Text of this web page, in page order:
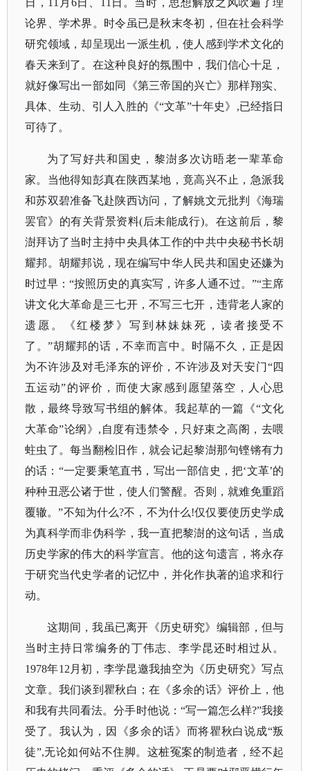
日，11月6日、11日。当时，思想解放之风吹遍了理
论界、学术界。时令虽已是秋末冬初，但在社会科学
研究领域，却呈现出一派生机，使人感到学术文化的
春天来到了。在这种良好的氛围中，我们信心十足，
就好像写出一部如同《第三帝国的兴亡》那样翔实、
具体、生动、引人入胜的《“文革”十年史》,已经指日
可待了。
为了写好共和国史，黎澍多次访晤老一辈革命
家。当他得知彭真在陕西某地，竟高兴不止，急派我
和苏双碧准备飞赴陕西访问，了解姚文元批判《海瑞
罢官》的有关背景资料(后未能成行)。在这前后，黎
澍拜访了当时主持中央具体工作的中共中央秘书长胡
耀邦。胡耀邦说，现在编写中华人民共和国史还嫌为
时过早：“按照历史的真实写，许多人通不过。”“主席
讲文化大革命是三七开，不写三七开，违背老人家的
遗愿。《红楼梦》写到林妹妹死，读者接受不
了。”胡耀邦的话，不幸而言中。时隔不久，正是因
为不许涉及对毛泽东的评价，不许涉及对天安门“四
五运动”的评价，而使大家感到愿望落空，人心思
散，最终导致写书组的解体。我起草的一篇《“文化
大革命”论纲》,自度有违禁令，只好束之高阁，去喂
蛀虫了。每当翻检旧作，就会记起黎澍那句铿锵有力
的话：“一定要秉笔直书，写出一部信史，把‘文革’的
种种丑恶公诸于世，使人们警醒。否则，就难免重蹈
覆辙。”不知为什么?不，不为什么!仅仅要使历史学成
为真科学而非伪科学，我一直把黎澍的这句话，当成
历史学家的伟大的科学宣言。他的这句遗言，将永存
于研究当代史学者的记忆中，并化作执著的追求和行
动。
这期间，我虽已离开《历史研究》编辑部，但与
当时主持日常编务的丁伟志、李学昆还时相过从。
1978年12月初，李学昆邀我抽空为《历史研究》写点
文章。我们谈到瞿秋白；在《多余的话》评价上，他
和我有共同看法。分手时他说：“写一篇怎么样?”我接
受了。我认为，因《多余的话》而将瞿秋白说成“叛
徒”,无论如何站不住脚。这桩冤案的制造者，经不起